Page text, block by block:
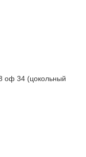
оф 34 (цокольный